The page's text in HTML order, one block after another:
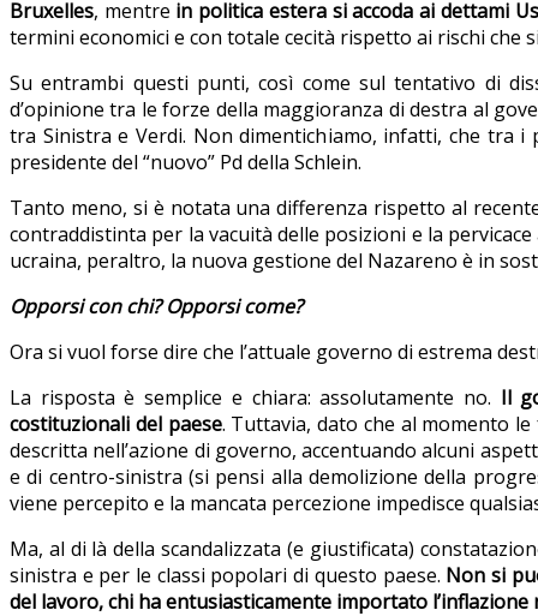
Bruxelles, mentre in politica estera si accoda ai dettami
termini economici e con totale cecità rispetto ai rischi che
Su entrambi questi punti, così come sul tentativo di
d’opinione tra le forze della maggioranza di destra al
tra Sinistra e Verdi. Non dimentichiamo, infatti, che tra
presidente del “nuovo” Pd della Schlein.
Tanto meno, si è notata una differenza rispetto al
contraddistinta per la vacuità delle posizioni e la
ucraina, peraltro, la nuova gestione del Nazareno è in
Opporsi con chi? Opporsi come?
Ora si vuol forse dire che l’attuale governo di estrema
La risposta è semplice e chiara: assolutamente no. Il
costituzionali del paese. Tuttavia, dato che al momento
descritta nell’azione di governo, accentuando alcuni
e di centro-sinistra (si pensi alla demolizione della
viene percepito e la mancata percezione impedisce
Ma, al di là della scandalizzata (e giustificata)
sinistra e per le classi popolari di questo paese. Non si
del lavoro, chi ha entusiasticamente importato